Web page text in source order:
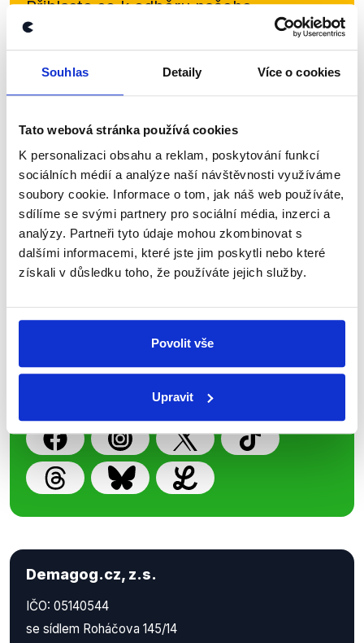
Souhlas Detaily Více o cookies
Tato webová stránka používá cookies
K personalizaci obsahu a reklam, poskytování funkcí
sociálních médií a analýze naší návštěvnosti využíváme
soubory cookie. Informace o tom, jak náš web používáte,
sdílíme se svými partnery pro sociální média, inzerci a
analýzy. Partneři tyto údaje mohou zkombinovat s
dalšími informacemi, které jste jim poskytli nebo které
získali v důsledku toho, že používáte jejich služby.
Povolit vše
Upravit
Přihlaste se k odběru našeho
newsletteru nebo
whatsappového
kanálu, kde pravidelně přinášíme
shrnutí nejzajímavějších článků a analýz.
přehled o tom, jaké dezinformace a
nepravdy se zrovna v Česku šíří.
Newsletter WhatsApp
Sociální sítě
Nenechte si ujít nejnovější události
z Demagog.cz. Sdílením našich
příspěvků přátelům podpoříte naši
Demagog.cz, z.s.
IČO: 05140544
se sídlem Roháčova 145/14